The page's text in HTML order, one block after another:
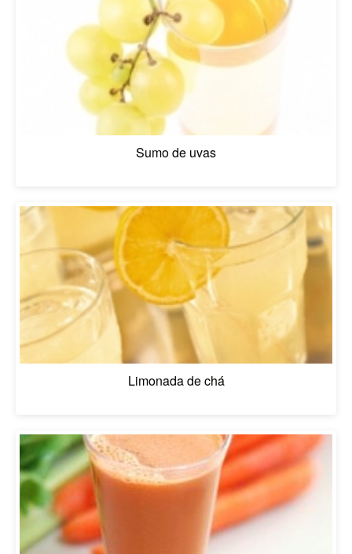
Sumo de uvas
Limonada de chá